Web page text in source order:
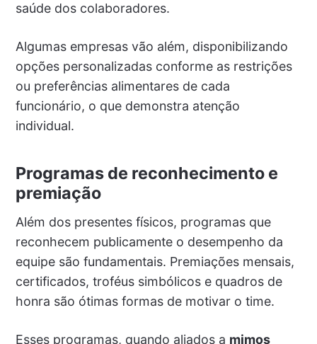
saúde dos colaboradores.
Algumas empresas vão além, disponibilizando
opções personalizadas conforme as restrições
ou preferências alimentares de cada
funcionário, o que demonstra atenção
individual.
Programas de reconhecimento e
premiação
Além dos presentes físicos, programas que
reconhecem publicamente o desempenho da
equipe são fundamentais. Premiações mensais,
certificados, troféus simbólicos e quadros de
honra são ótimas formas de motivar o time.
Esses programas, quando aliados a mimos